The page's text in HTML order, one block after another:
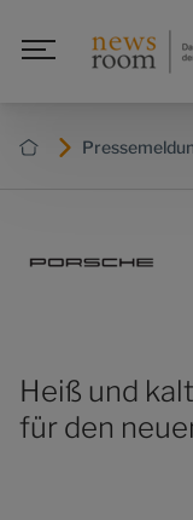
Heiß und
für den